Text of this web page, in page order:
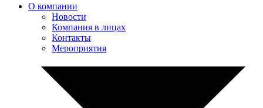
О компании
Новости
Компания в лицах
Контакты
Мероприятия